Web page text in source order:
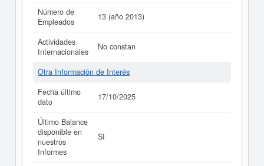
Número de
Empleados
13 (año 2013)
Actividades
Internacionales
No constan
Otra Información de Interés
Fecha último
dato
17/10/2025
Último Balance
disponible en
nuestros
Informes
SI